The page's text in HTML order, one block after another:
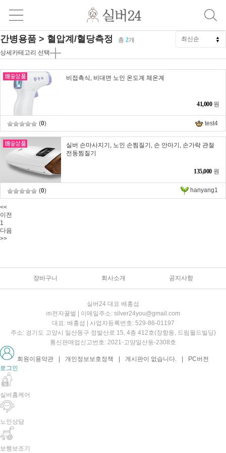
로그인
실버홈케어
노인상담
보행보조기
간병용품 > 혈압계/혈당측정 총 2개
상세카테고리 선택
비접촉식, 비대면 노인 온도계 체온계
41,000 원
(0) test4
실버 손마사지기, 노인 손찜질기, 손 안마기, 손가락 관절
전동찜질기
135,000 원
(0) hanyang1
<<
이전
1
다음
>>
장바구니 회사소개 공지사항
실버24 대표 배홍섭
㈜전자꿀벌 | 이메일주소: silver24you@gmail.com
대표: 배홍섭 | 사업자등록번호: 529-86-01197
주소: 경기도 고양시 일산동구 정발산로 15, 4층 412호(장항동, 드림월드빌딩)
통신판매업신고번호: 2021-고양일산동-2308호
회원이용약관 개인정보보호정책 게시판이 없습니다. PC버전